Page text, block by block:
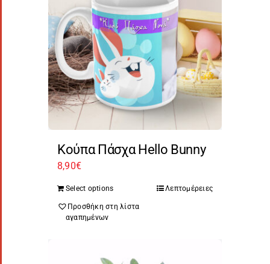
Κούπα Πάσχα Hello Bunny
8,90€
Select options Λεπτομέρειες
Προσθήκη στη λίστα
αγαπημένων